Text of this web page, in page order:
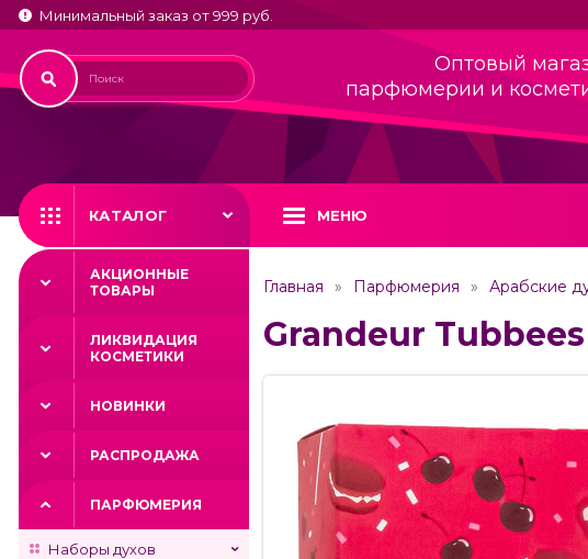
Минимальный заказ от 999 руб.
Оптовый
парфюмерии и
КАТАЛОГ МЕНЮ
АКЦИОННЫЕ
ТОВАРЫ
ЛИКВИДАЦИЯ
КОСМЕТИКИ
НОВИНКИ
РАСПРОДАЖА
ПАРФЮМЕРИЯ
Наборы духов
Главная Парфюмерия Арабские
Grandeur